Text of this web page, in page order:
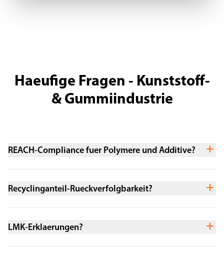
Haeufige Fragen - Kunststoff-
& Gummiindustrie
REACH-Compliance fuer Polymere und Additive?
Recyclinganteil-Rueckverfolgbarkeit?
LMK-Erklaerungen?